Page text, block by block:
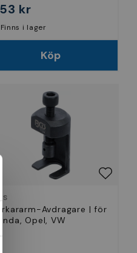
kr
Finns i lager
Köp
Avdragare | för
Opel, VW